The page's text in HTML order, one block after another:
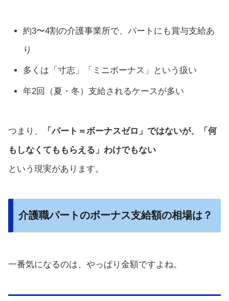
約3〜4割の介護事業所で、パートにも賞与支給あ
り
多くは「寸志」「ミニボーナス」という扱い
年2回（夏・冬）支給されるケースが多い
つまり、
「パート＝ボーナスゼロ」ではないが、「何
もしなくてももらえる」わけでもない
という現実があります。
介護職パートのボーナス支給額の相場は？
一番気になるのは、やっぱり金額ですよね。